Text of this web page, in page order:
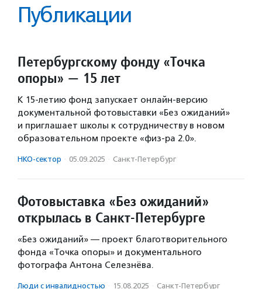
Публикации
Петербургскому фонду «Точка
опоры» — 15 лет
К 15-летию фонд запускает онлайн-версию
документальной фотовыставки «Без ожиданий»
и приглашает школы к сотрудничеству в новом
образовательном проекте «физ-ра 2.0».
НКО-сектор · 05.09.2025 · Санкт-Петербург
Фотовыставка «Без ожиданий»
открылась в Санкт-Петербурге
«Без ожиданий» — проект благотворительного
фонда «Точка опоры» и документального
фотографа Антона Селезнёва.
Люди с инвалидностью · 15.08.2025 · Санкт-Петербург